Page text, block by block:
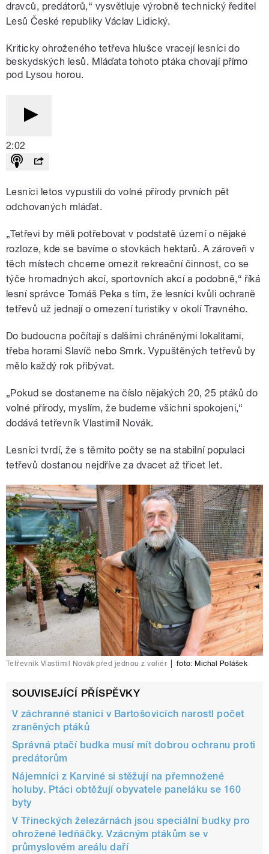
dravců, predátorů,“ vysvětluje výrobně technický ředitel
Lesů České republiky Václav Lidický.
Kriticky ohroženého tetřeva hlušce vracejí lesníci do
beskydských lesů. Mláďata tohoto ptáka chovají přímo
pod Lysou horou.
2:02
Lesníci letos vypustili do volné přírody prvních pět
odchovaných mláďat.
„Tetřevi by měli potřebovat v podstatě území o nějaké
rozloze, kde se bavíme o stovkách hektarů. A zároveň v
těch místech chceme omezit rekreační činnost, co se
týče hromadných akcí, sportovních akcí a podobně,“ říká
lesní správce Tomáš Peka s tím, že lesníci kvůli ochraně
tetřevů už jednají o omezení turistiky v okolí Travného.
Do budoucna počítají s dalšími chráněnými lokalitami,
třeba horami Slavíč nebo Smrk. Vypuštěných tetřevů by
mělo každý rok přibývat.
„Pokud se dostaneme na číslo nějakých 20, 25 ptáků do
volné přírody, myslím, že budeme všichni spokojeni,“
dodává tetřevník Vlastimil Novák.
Lesníci tvrdí, že s těmito počty se na stabilní populaci
tetřevů dostanou nejdříve za dvacet až třicet let.
Tetřevník Vlastimil Novák před jednou z voliér foto: Michal Polášek
SOUVISEJÍCÍ PŘÍSPĚVKY
V záchranné stanici v Bartošovicích narostl počet
zraněných ptáků
Správná ptačí budka musí mít dobrou ochranu proti
predátorům
Nájemníci z Karviné si stěžují na přemnožené
holuby. Ptáci obtěžují obyvatele paneláku se 160
byty
V Třineckých železárnách jsou speciální budky pro
ohrožené ledňáčky. Vzácným ptákům se v
průmyslovém areálu daří